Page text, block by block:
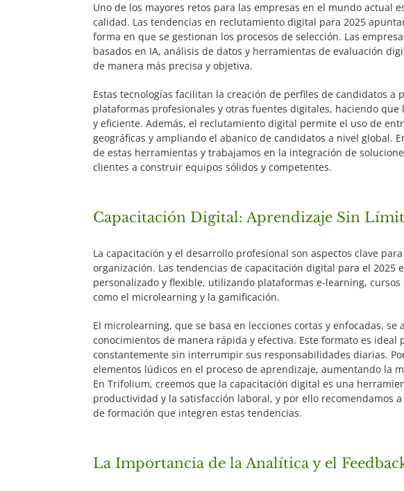
Uno de los mayores retos para las empresas en el mundo actual
calidad. Las tendencias en reclutamiento digital para 2025
forma en que se gestionan los procesos de selección. Las
basados en IA, análisis de datos y herramientas de evaluación
de manera más precisa y objetiva.
Estas tecnologías facilitan la creación de perfiles de candidatos a
plataformas profesionales y otras fuentes digitales, haciendo
y eficiente. Además, el reclutamiento digital permite el uso de
geográficas y ampliando el abanico de candidatos a nivel global.
de estas herramientas y trabajamos en la integración de
clientes a construir equipos sólidos y competentes.
Capacitación Digital: Aprendizaje Sin
La capacitación y el desarrollo profesional son aspectos clave
organización. Las tendencias de capacitación digital para el 2025
personalizado y flexible, utilizando plataformas e-learning,
como el microlearning y la gamificación.
El microlearning, que se basa en lecciones cortas y enfocadas,
conocimientos de manera rápida y efectiva. Este formato es
constantemente sin interrumpir sus responsabilidades diarias.
elementos lúdicos en el proceso de aprendizaje, aumentando la
En Trifolium, creemos que la capacitación digital es una
productividad y la satisfacción laboral, y por ello recomendamos
de formación que integren estas tendencias.
La Importancia de la Analítica y el